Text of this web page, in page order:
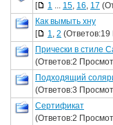
[
1 ... 15, 16, 17
Как вымыть хну
[
1, 2
Прически в стиле
(Ответов:2
Подходящий
(Ответов:3
Сертификат
(Ответов:2